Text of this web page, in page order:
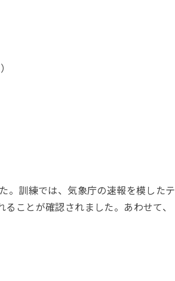
。訓練では、気象庁の速報を模したテ
ことが確認されました。あわせて、